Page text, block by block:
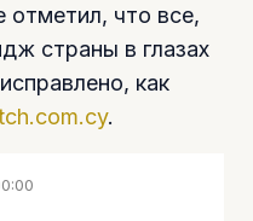
что все,
страны в глазах
как
.